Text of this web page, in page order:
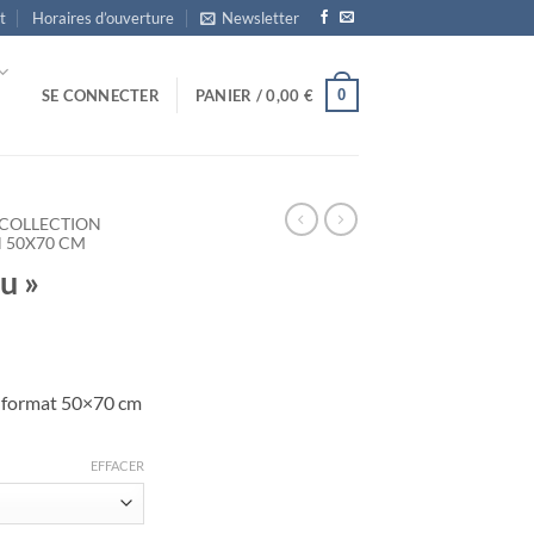
Horaires d’ouverture Newsletter
SE CONNECTER PANIER /0,00 € 0
50X70 CM
»
:
€
50×70 cm
EFFACER